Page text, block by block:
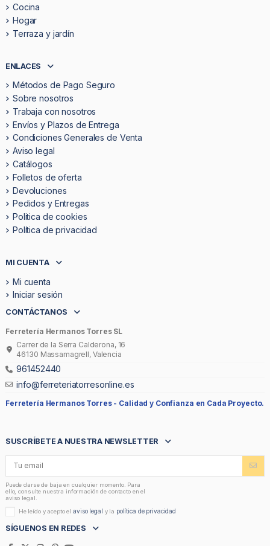
Cocina
Hogar
Terraza y jardín
ENLACES
Métodos de Pago Seguro
Sobre nosotros
Trabaja con nosotros
Envíos y Plazos de Entrega
Condiciones Generales de Venta
Aviso legal
Catálogos
Folletos de oferta
Devoluciones
Pedidos y Entregas
Politica de cookies
Política de privacidad
MI CUENTA
Mi cuenta
Iniciar sesión
CONTÁCTANOS
Ferretería Hermanos Torres SL
Carrer de la Serra Calderona, 16
46130 Massamagrell, Valencia
961452440
info@ferreteriatorresonline.es
Ferretería Hermanos Torres - Calidad y Confianza en Cada Proyecto.
SUSCRÍBETE A NUESTRA NEWSLETTER
Puede darse de baja en cualquier momento. Para
ello, consulte nuestra información de contacto en el
aviso legal.
He leído y acepto elaviso legal y la política de privacidad
SÍGUENOS EN REDES